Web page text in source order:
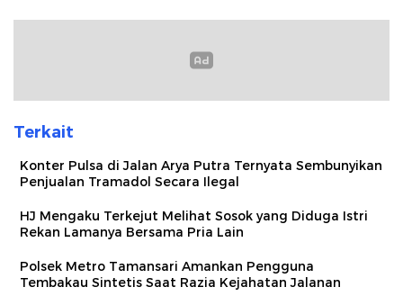
Terkait
Konter Pulsa di Jalan Arya Putra Ternyata Sembunyikan
Penjualan Tramadol Secara Ilegal
HJ Mengaku Terkejut Melihat Sosok yang Diduga Istri
Rekan Lamanya Bersama Pria Lain
Polsek Metro Tamansari Amankan Pengguna
Tembakau Sintetis Saat Razia Kejahatan Jalanan